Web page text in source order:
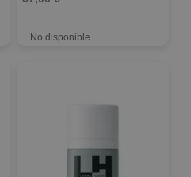
No disponible